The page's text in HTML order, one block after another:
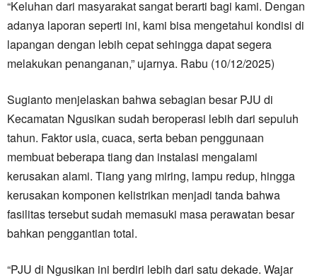
“Keluhan dari masyarakat sangat berarti bagi kami. Dengan
adanya laporan seperti ini, kami bisa mengetahui kondisi di
lapangan dengan lebih cepat sehingga dapat segera
melakukan penanganan,” ujarnya. Rabu (10/12/2025)
Sugianto menjelaskan bahwa sebagian besar PJU di
Kecamatan Ngusikan sudah beroperasi lebih dari sepuluh
tahun. Faktor usia, cuaca, serta beban penggunaan
membuat beberapa tiang dan instalasi mengalami
kerusakan alami. Tiang yang miring, lampu redup, hingga
kerusakan komponen kelistrikan menjadi tanda bahwa
fasilitas tersebut sudah memasuki masa perawatan besar
bahkan penggantian total.
“PJU di Ngusikan ini berdiri lebih dari satu dekade. Wajar